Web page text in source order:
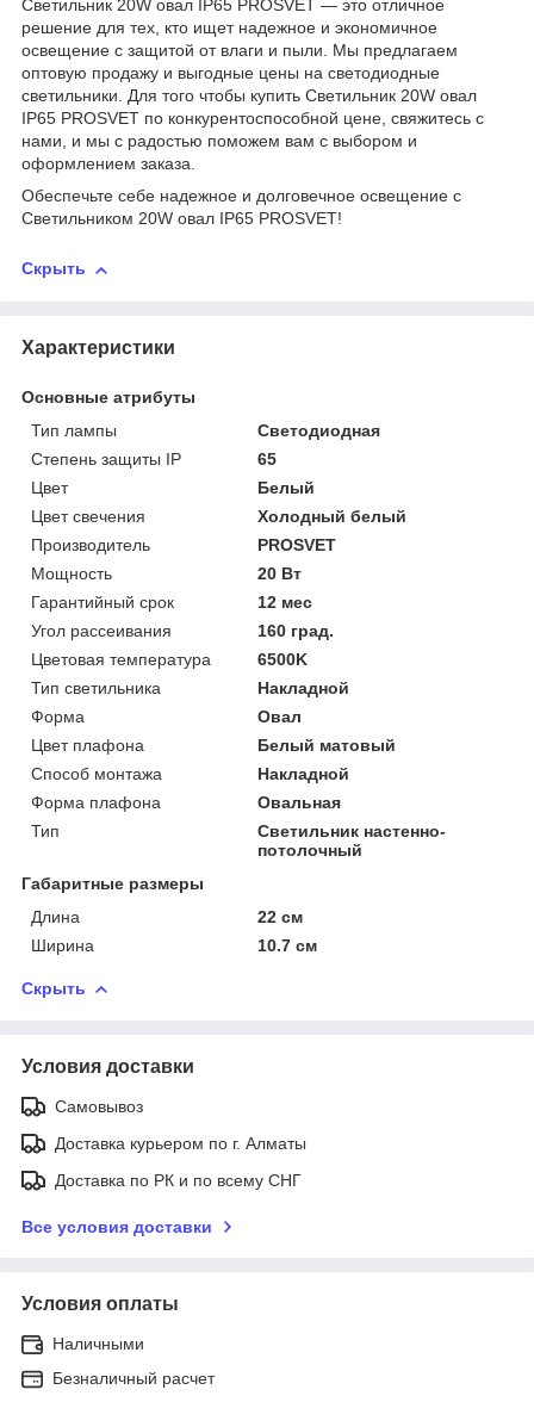
Светильник 20W овал IP65 PROSVET — это отличное
решение для тех, кто ищет надежное и экономичное
освещение с защитой от влаги и пыли. Мы предлагаем
оптовую продажу и выгодные цены на светодиодные
светильники. Для того чтобы купить Светильник 20W овал
IP65 PROSVET по конкурентоспособной цене, свяжитесь с
нами, и мы с радостью поможем вам с выбором и
оформлением заказа.
Обеспечьте себе надежное и долговечное освещение с
Светильником 20W овал IP65 PROSVET!
Скрыть
Характеристики
Основные атрибуты
Тип лампы
Светодиодная
Степень защиты IP
65
Цвет
Белый
Цвет свечения
Холодный белый
Производитель
PROSVET
Мощность
20 Вт
Гарантийный срок
12 мес
Угол рассеивания
160 град.
Цветовая температура
6500K
Тип светильника
Накладной
Форма
Овал
Цвет плафона
Белый матовый
Способ монтажа
Накладной
Форма плафона
Овальная
Тип
Светильник настенно-
потолочный
Габаритные размеры
Длина
22 см
Ширина
10.7 см
Скрыть
Условия доставки
Самовывоз
Доставка курьером по г. Алматы
Доставка по РК и по всему СНГ
Все условия доставки
Условия оплаты
Наличными
Безналичный расчет